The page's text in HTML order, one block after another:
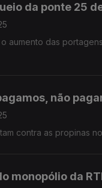
da ponte 25
aumento das
não
contra as propinas
monopólio da